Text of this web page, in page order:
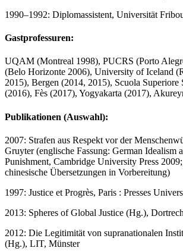
1990–1992: Diplomassistent, Universität
Gastprofessuren:
UQAM (Montreal 1998), PUCRS (Porto
(Belo Horizonte 2006), University of Iceland
2015), Bergen (2014, 2015), Scuola Superiore
(2016), Fès (2017), Yogyakarta (2017),
Publikationen (Auswahl):
2007: Strafen aus Respekt vor der
Gruyter (englische Fassung: German Idealism
Punishment, Cambridge University Press
chinesische Übersetzungen in Vorbereitung)
1997: Justice et Progrès, Paris : Presses
2013: Spheres of Global Justice (Hg.),
2012: Die Legitimität von supranationalen
(Hg.), LIT, Münster